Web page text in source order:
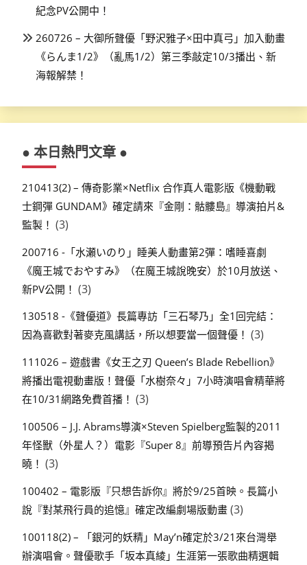
紀念PV公開中！
260726 – 大御所聲優「野沢雅子×田中真弓」加入動畫
《らんま1/2》（亂馬1/2）第三季敲定10/3播出、新
海報解禁！
● 本日熱門文章 ●
210413(2) – 傳奇影業×Netflix 合作真人電影版《機動戰
士鋼彈 GUNDAM》確定請來『金剛：骷髏島』導演拍片&
監製！ (3)
200716 -「水瀬いのり」睡美人動畫第2彈：嗜睡喜劇
《魔王城でおやすみ》（在魔王城說晚安）於10月放送、
新PV公開！ (3)
130518 -《聲優道》長篇專訪「三石琴乃」全1回完結：
因為喜歡對著麥克風講話，所以想要當一個聲優！ (3)
111026 – 遊戲書《女王之刃 Queen’s Blade Rebellion》
將播出電視動畫版！聲優「水樹奈々」7小時演唱會精華將
在10/31網路免費首播！ (3)
100506 – J.J. Abrams導演×Steven Spielberg監製的2011
年怪獸（外星人？）電影『Super 8』前導預告片內容揭
曉！ (3)
100402 – 電影版『只想告訴你』將於9/25首映。長篇小
說『對某飛行員的追憶』確定改編劇場版動畫 (3)
100118(2) – 「銀河的妖精」May’n確定於3/21來台灣舉
辦演唱會。聲優歌手「坂本真綾」生涯第一張歌曲精選輯